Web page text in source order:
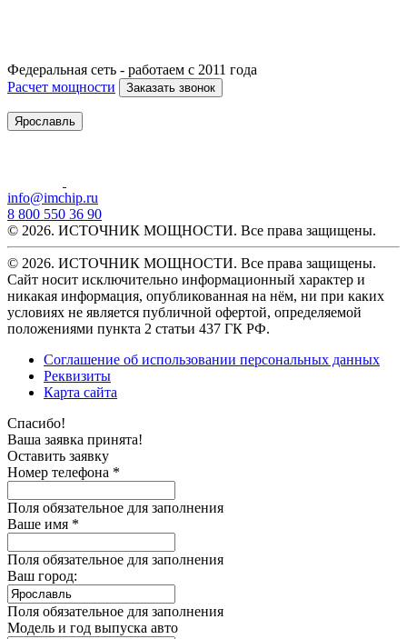
Федеральная сеть - работаем с 2011 года
Расчет мощности
Заказать звонок
Ярославль
info@imchip.ru
8 800 550 36 90
© 2026. ИСТОЧНИК МОЩНОСТИ. Все права защищены.
© 2026. ИСТОЧНИК МОЩНОСТИ. Все права защищены.
Сайт носит исключительно информационный характер и
никакая информация, опубликованная на нём, ни при каких
условиях не является публичной офертой, определяемой
положениями пункта 2 статьи 437 ГК РФ.
Соглашение об использовании персональных данных
Реквизиты
Карта сайта
Спасибо!
Ваша заявка принята!
Оставить заявку
Номер телефона *
Поля обязательное для заполнения
Ваше имя *
Поля обязательное для заполнения
Ваш город:
Поля обязательное для заполнения
Модель и год выпуска авто